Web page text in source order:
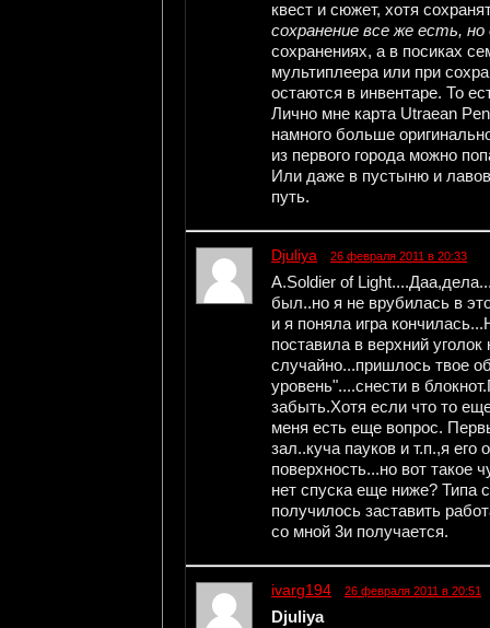
квест и сюжет, хотя
сохранение все же есть, но
сохранениях, а в посиках
мультиплеера или при
остаются в инвентаре. То
Лично мне карта Utraean
намного больше
из первого города можно
Или даже в пустыню и
путь.
Djuliya 26 февраля 2011 в 20:33
A.Soldier of
был..но я не врубилась в
и я поняла игра
поставила в верхний
случайно...пришлось твое
уровень"....снести в
забыть.Хотя если что то
меня есть еще вопрос.
зал..куча пауков и т.п.,я
поверхность...но вот такое
нет спуска еще ниже? Типа
получилось заставить
со мной 3и получается.
ivarg194 26 февраля 2011 в 20:51
Djuliya